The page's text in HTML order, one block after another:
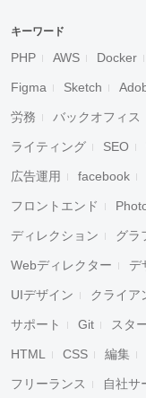
キーワード
PHP AWS Docker
Figma Sketch
労務 バックオフィス
ライティング SEO
広告運用 facebook
フロントエンド
ディレクション グラ
Webディレクター デ
UIデザイン クライア
サポート Git スタ
HTML CSS 編集
フリーランス 自社サ